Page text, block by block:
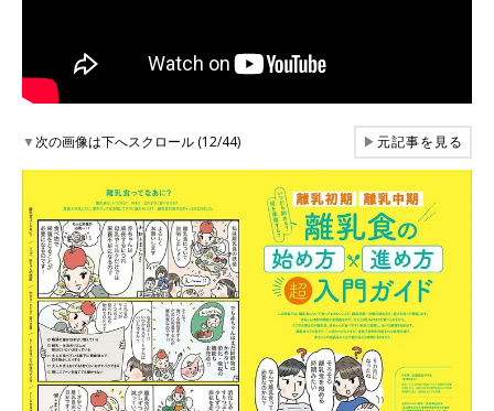
▼次の画像は下へスクロール (12/44) ▶元記事を見る